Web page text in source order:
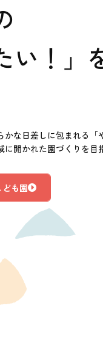
い！」
な日差しに包まれる「
開かれた園づくりを目
も園